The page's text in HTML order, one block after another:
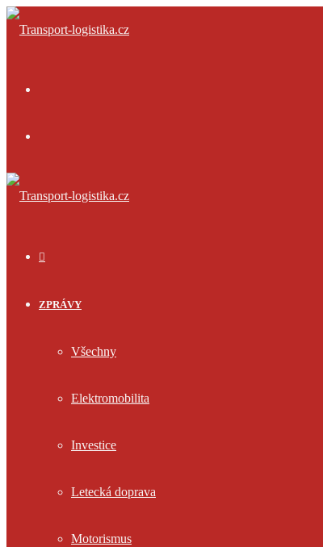
ZPRÁVY
Všechny
Elektromobilita
Investice
Letecká doprava
Motorismus